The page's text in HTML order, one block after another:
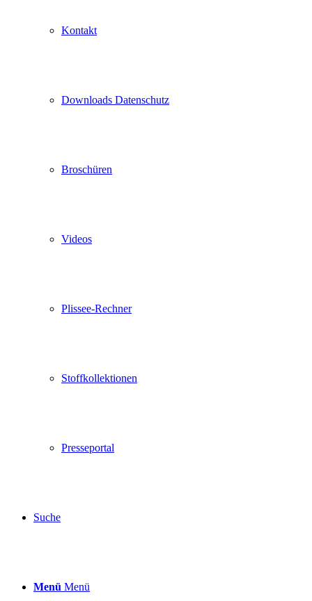
Kontakt
Downloads Datenschutz
Broschüren
Videos
Plissee-Rechner
Stoffkollektionen
Presseportal
Suche
Menü Menü